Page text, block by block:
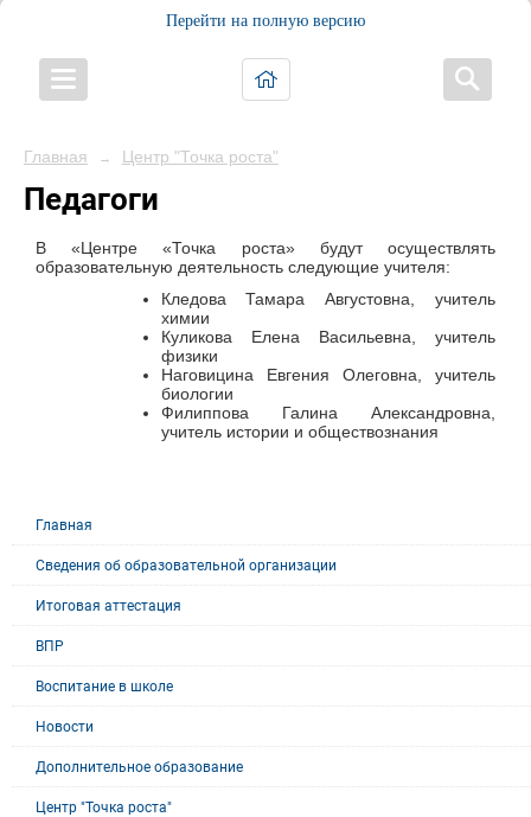
Перейти на полную версию
Главная → Центр "Точка роста"
Педагоги
В «Центре «Точка роста» будут осуществлять
образовательную деятельность следующие учителя:
Кледова Тамара Августовна, учитель
химии
Куликова Елена Васильевна, учитель
физики
Наговицина Евгения Олеговна, учитель
биологии
Филиппова Галина Александровна,
учитель истории и обществознания
Главная
Сведения об образовательной организации
Итоговая аттестация
ВПР
Воспитание в школе
Новости
Дополнительное образование
Центр "Точка роста"